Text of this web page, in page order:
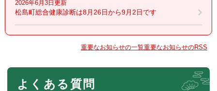
2026年6月3日更新
松島町総合健康診断は8月26日から9月2日です
重要なお知らせの一覧重要なお知らせのRSS
本
よくある質問